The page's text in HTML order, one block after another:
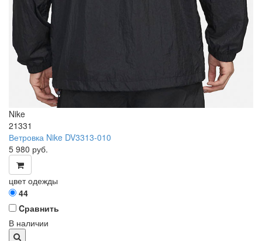
Nike
21331
Ветровка Nike DV3313-010
5 980 руб.
цвет одежды
44
Cравнить
В наличии